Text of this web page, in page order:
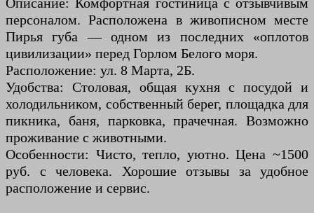
персоналом. Расположена в живописном месте
Пирья губа — одном из последних «оплотов
цивилизации» перед Горлом Белого моря.
Расположение: ул. 8 Марта, 2Б.
Удобства: Столовая, общая кухня с посудой и
холодильником, собственный берег, площадка для
пикника, баня, парковка, прачечная. Возможно
проживание с животными.
Особенности: Чисто, тепло, уютно. Цена ~1500
руб. с человека. Хорошие отзывы за удобное
расположение и сервис.